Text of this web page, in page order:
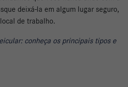
deixá-la em algum lugar seguro,
de trabalho.
conheça os principais tipos e